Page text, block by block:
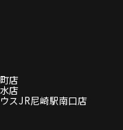
店
店
スJR尼崎駅南口店